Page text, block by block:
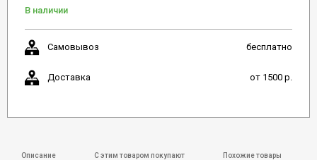
В наличии
Самовывоз бесплатно
Доставка от 1500 р.
Описание С этим товаром покупают Похожие товары